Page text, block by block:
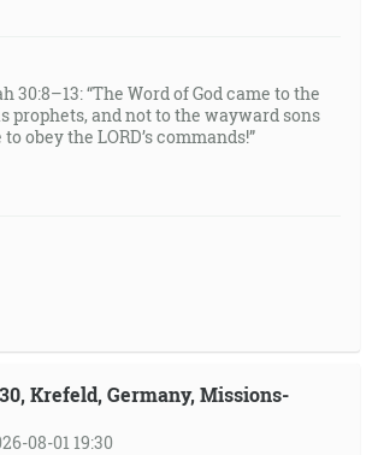
30:8–13: “The Word of God came to the
prophets, and not to the wayward sons
obey the LORD’s commands!”
Krefeld, Germany, Missions-
08-01 19:30